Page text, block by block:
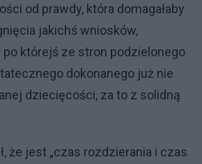
od prawdy, która domagałaby
jakichś wniosków,
którejś ze stron podzielonego
dokonanego już nie
dziecięcości, za to z solidną
że jest „czas rozdzierania i czas